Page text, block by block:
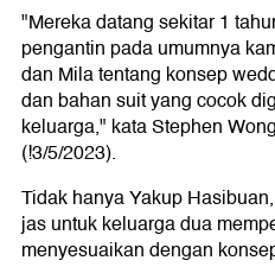
"Mereka datang sekitar 1
pengantin pada umumnya
dan Mila tentang konsep
dan bahan suit yang cocok
keluarga," kata Stephen
(!3/5/2023).
Tidak hanya Yakup
jas untuk keluarga dua
menyesuaikan dengan